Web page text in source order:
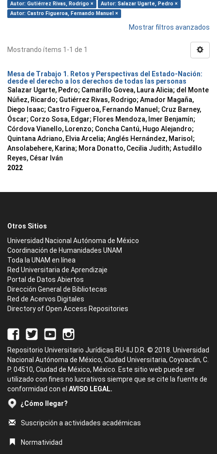
Autor: Gutiérrez Rivas, Rodrigo ×
Autor: Salazar Ugarte, Pedro ×
Autor: Castro Figueroa, Fernando Manuel ×
Mostrar filtros avanzados
Mostrando ítems 1-1 de 1
Mesa de Trabajo 1. Retos y Perspectivas del Estado-Nación:
desde el derecho a los derechos de todas las personas
Salazar Ugarte, Pedro; Camarillo Govea, Laura Alicia; del Monte
Núñez, Ricardo; Gutiérrez Rivas, Rodrigo; Amador Magaña,
Diego Isaac; Castro Figueroa, Fernando Manuel ; Cruz Barney,
Óscar; Corzo Sosa, Edgar; Flores Mendoza, Imer Benjamín;
Córdova Vianello, Lorenzo; Concha Cantú, Hugo Alejandro;
Quintana Adriano, Elvia Arcelia; Anglés Hernández, Marisol ;
Ansolabehere, Karina; Mora Donatto, Cecilia Judith; Astudillo
Reyes, César Iván
2022
Otros Sitios
Universidad Nacional Autónoma de México
Coordinación de Humanidades UNAM
Toda la UNAM en línea
Red Universitaria de Aprendizaje
Portal de Datos Abiertos
Dirección General de Bibliotecas
Red de Acervos Digitales
Directory of Open Access Repositories
Repositorio Universitario Jurídicas RU-IIJ D.R. © 2018. Universidad
Nacional Autónoma de México, Ciudad Universitaria, Coyoacán, C.
P. 04510, Ciudad de México, México. Este sitio web puede ser
utilizado con fines no lucrativos siempre que se cite la fuente de
conformidad con el AVISO LEGAL.
¿Cómo llegar?
Suscripción a actividades académicas
Normatividad